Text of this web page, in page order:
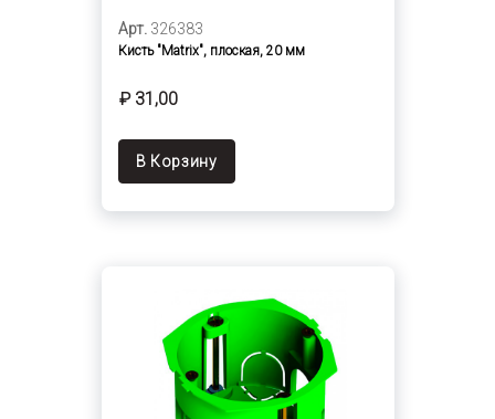
Арт. 326383
Кисть "Matrix", плоская, 20 мм
₽ 31,00
В Корзину